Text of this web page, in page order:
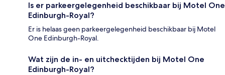
Is er parkeergelegenheid beschikbaar bij Motel One
Edinburgh-Royal?
Er is helaas geen parkeergelegenheid beschikbaar bij Motel
One Edinburgh-Royal.
Wat zijn de in- en uitchecktijden bij Motel One
Edinburgh-Royal?